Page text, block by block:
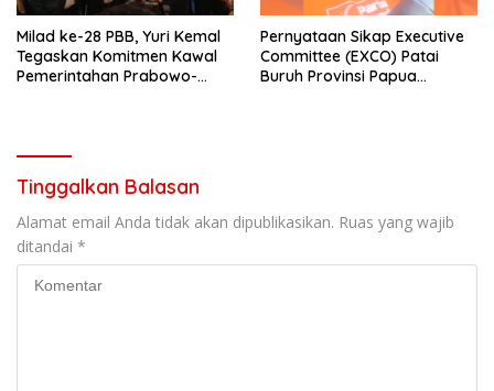
Milad ke-28 PBB, Yuri Kemal
Tegaskan Komitmen Kawal
Pemerintahan Prabowo-
Pernyataan Sikap Executive
Committee (EXCO) Patai
Buruh Provinsi Papua
Tinggalkan Balasan
Alamat email Anda tidak akan dipublikasikan. Ruas yang wajib
ditandai *